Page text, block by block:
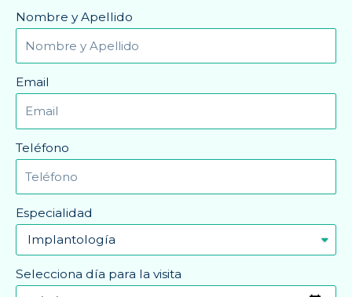
Nombre y Apellido
Email
Teléfono
Especialidad
Selecciona día para la visita